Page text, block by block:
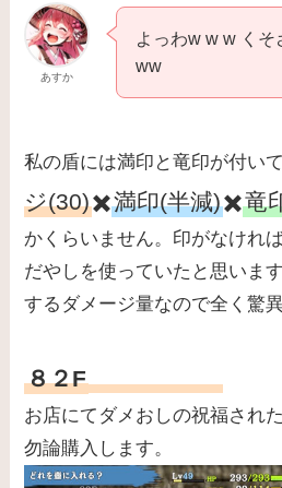
あすか
よっわw w w くそ
ww
私の盾には満印と竜印が付い
ジ(30)✖️満印(半減)✖️竜
かくらいません。印がなけれ
だやしを使っていたと思います
するダメージ量なので全く驚
８２F
お店にてダメおしの祝福され
勿論購入します。